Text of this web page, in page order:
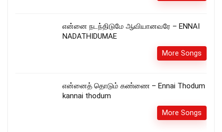
என்னை நடந்திடுமே ஆவியானவரே – ENNAI
NADATHIDUMAE
More Songs
என்னைத் தொடும் கண்ணை – Ennai Thodum
kannai thodum
More Songs